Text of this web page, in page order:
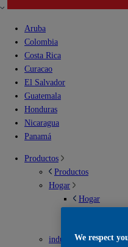
Aruba
Colombia
Costa Rica
Curacao
El Salvador
Guatemala
Honduras
Nicaragua
Panamá
Productos
Productos
Hogar
Hogar
industrialWe respect